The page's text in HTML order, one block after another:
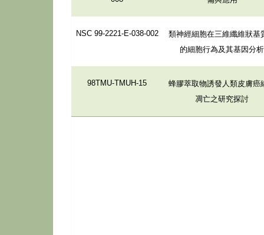
NSC 99-2221-E-038-002
類神經細胞在三維纖維狀基
的細胞行為及其基因分析
98TMU-TMUH-15
蜂膠萃取物誘發人類皮膚癌
凋亡之研究探討